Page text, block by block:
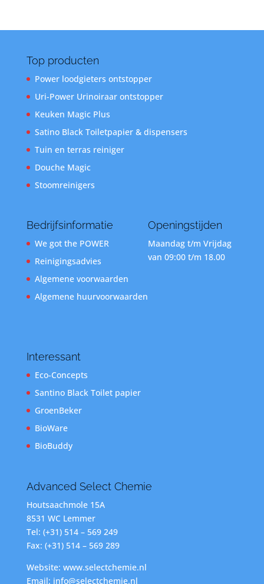
Top producten
Power loodgieters ontstopper
Uri-Power Urinoiraar ontstopper
Keuken Magic Plus
Satino Black Toiletpapier & dispensers
Tuin en terras reiniger
Douche Magic
Stoomreinigers
Bedrijfsinformatie
We got the POWER
Reinigingsadvies
Algemene voorwaarden
Algemene huurvoorwaarden
Openingstijden
Maandag t/m Vrijdag
van 09:00 t/m 18.00
Interessant
Eco-Concepts
Santino Black Toilet papier
GroenBeker
BioWare
BioBuddy
Advanced Select Chemie
Houtsaachmole 15A
8531 WC Lemmer
Tel: (+31) 514 – 569 249
Fax: (+31) 514 – 569 289
Website: www.selectchemie.nl
Email: info@selectchemie.nl